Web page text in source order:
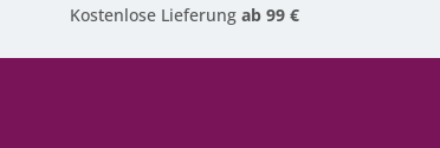
Kostenlose Lieferungab 99 €